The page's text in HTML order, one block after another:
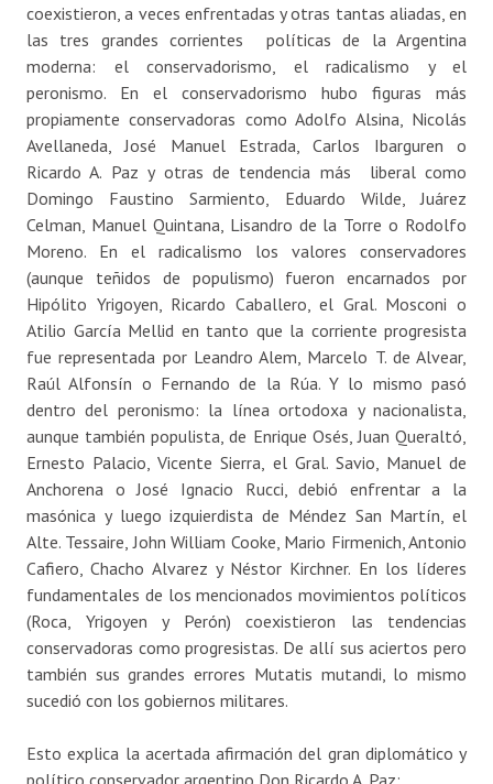
coexistieron, a veces enfrentadas y otras tantas aliadas, en
las tres grandes corrientes políticas de la Argentina
moderna: el conservadorismo, el radicalismo y el
peronismo. En el conservadorismo hubo figuras más
propiamente conservadoras como Adolfo Alsina, Nicolás
Avellaneda, José Manuel Estrada, Carlos Ibarguren o
Ricardo A. Paz y otras de tendencia más liberal como
Domingo Faustino Sarmiento, Eduardo Wilde, Juárez
Celman, Manuel Quintana, Lisandro de la Torre o Rodolfo
Moreno. En el radicalismo los valores conservadores
(aunque teñidos de populismo) fueron encarnados por
Hipólito Yrigoyen, Ricardo Caballero, el Gral. Mosconi o
Atilio García Mellid en tanto que la corriente progresista
fue representada por Leandro Alem, Marcelo T. de Alvear,
Raúl Alfonsín o Fernando de la Rúa. Y lo mismo pasó
dentro del peronismo: la línea ortodoxa y nacionalista,
aunque también populista, de Enrique Osés, Juan Queraltó,
Ernesto Palacio, Vicente Sierra, el Gral. Savio, Manuel de
Anchorena o José Ignacio Rucci, debió enfrentar a la
masónica y luego izquierdista de Méndez San Martín, el
Alte. Tessaire, John William Cooke, Mario Firmenich, Antonio
Cafiero, Chacho Alvarez y Néstor Kirchner. En los líderes
fundamentales de los mencionados movimientos políticos
(Roca, Yrigoyen y Perón) coexistieron las tendencias
conservadoras como progresistas. De allí sus aciertos pero
también sus grandes errores Mutatis mutandi, lo mismo
sucedió con los gobiernos militares.
Esto explica la acertada afirmación del gran diplomático y
político conservador argentino Don Ricardo A. Paz: